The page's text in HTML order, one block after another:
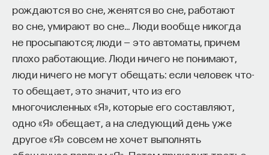
рождаются во сне, женятся во сне, работают
во сне, умирают во сне… Люди вообще никогда
не просыпаются; люди — это автоматы, причем
плохо работающие. Люди ничего не понимают,
люди ничего не могут обещать: если человек что-
то обещает, это значит, что из его
многочисленных «Я», которые его составляют,
одно «Я» обещает, а на следующий день уже
другое «Я» совсем не хочет выполнять